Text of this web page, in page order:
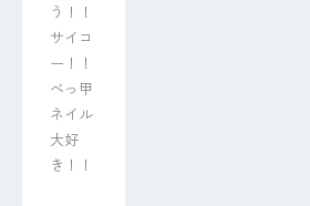
う！！
サイコ
ー！！
べっ甲
ネイル
大好
き！！